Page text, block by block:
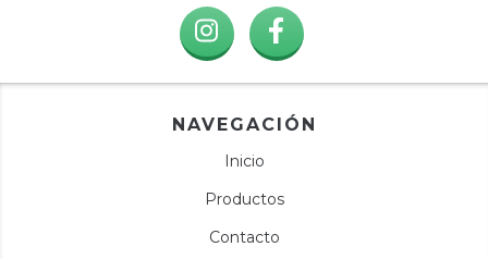
NAVEGACIÓN
Inicio
Productos
Contacto